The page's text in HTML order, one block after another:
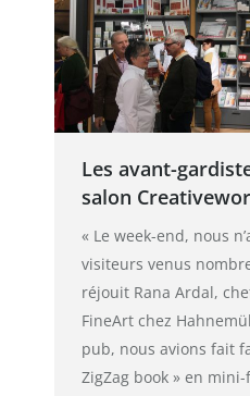
Les avant-
salon
« Le week-end, nous
visiteurs venus
réjouit Rana Ardal,
FineArt chez
pub, nous avions fait
ZigZag book » en mini-